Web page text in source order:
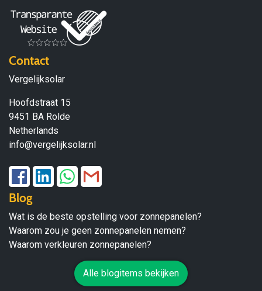
Contact
Vergelijksolar
Hoofdstraat 15
9451 BA Rolde
Netherlands
info@vergelijksolar.nl
Blog
Wat is de beste opstelling voor zonnepanelen?
Waarom zou je geen zonnepanelen nemen?
Waarom verkleuren zonnepanelen?
Alle blogitems bekijken